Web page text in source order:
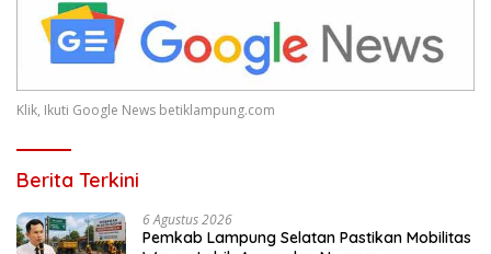
Klik, Ikuti Google News betiklampung.com
Berita Terkini
6 Agustus 2026
Pemkab Lampung Selatan Pastikan Mobilitas